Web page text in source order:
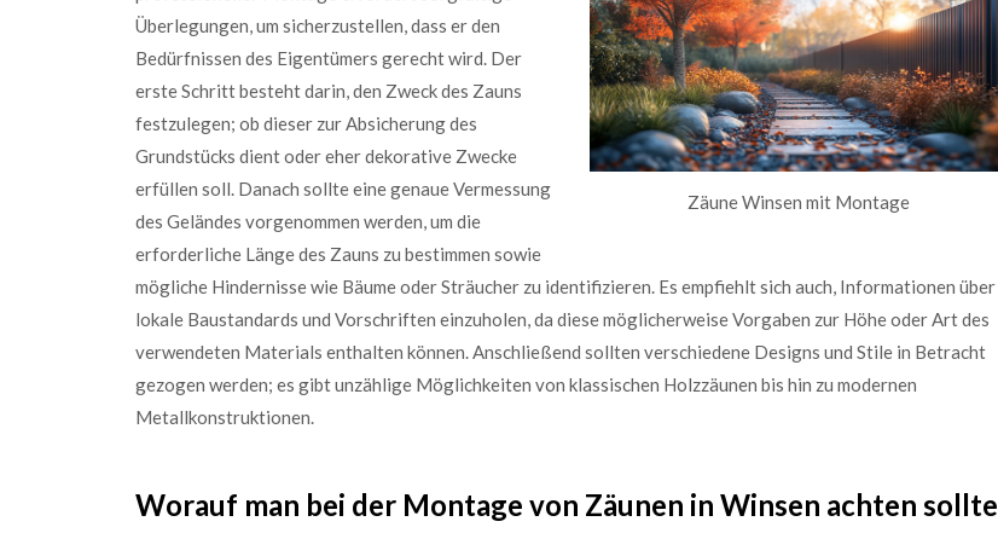
Zäune Winsen mit Montage
Überlegungen, um sicherzustellen, dass er den
Bedürfnissen des Eigentümers gerecht wird. Der
erste Schritt besteht darin, den Zweck des Zauns
festzulegen; ob dieser zur Absicherung des
Grundstücks dient oder eher dekorative Zwecke
erfüllen soll. Danach sollte eine genaue Vermessung
des Geländes vorgenommen werden, um die
erforderliche Länge des Zauns zu bestimmen sowie
mögliche Hindernisse wie Bäume oder Sträucher zu identifizieren. Es empfiehlt sich auch, Informationen über
lokale Baustandards und Vorschriften einzuholen, da diese möglicherweise Vorgaben zur Höhe oder Art des
verwendeten Materials enthalten können. Anschließend sollten verschiedene Designs und Stile in Betracht
gezogen werden; es gibt unzählige Möglichkeiten von klassischen Holzzäunen bis hin zu modernen
Metallkonstruktionen.
Worauf man bei der Montage von Zäunen in Winsen achten sollte